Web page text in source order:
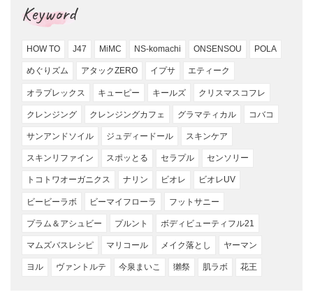
Keyword
HOW TO J47 MiMC NS-komachi ONSENSOU POLA
めぐりズム アタックZERO イプサ エティーク
オラプレックス キューピー キールズ クリスマスコフレ
クレンジング クレンジングカフェ グラマティカル コバコ
サンアンドソイル ジュディードール スキンケア
スキンリファイン スポッとる セラプル センソリー
トコトワオーガニクス ナリン ビオレ ビオレUV
ビービーラボ ビーマイフローラ フットサニー
プラム＆アシュビー プルント ボディビューティフル21
マムズバスレシピ マリコール メイク落とし ヤーマン
ヨル ヴァントルテ 今泉まいこ 獺祭 肌ラボ 花王